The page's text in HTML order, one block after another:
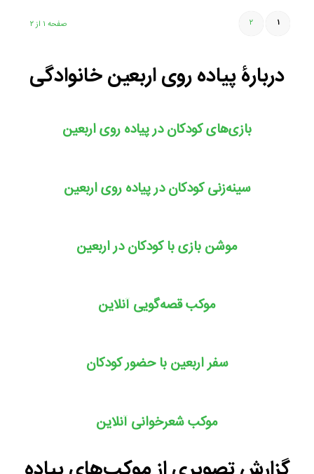
صفحه ۱ از ۲ ۱ ۲
دربارۀ پیاده روی اربعین خانوادگی
بازی‌های کودکان در پیاده روی اربعین
سینه‌زنی کودکان در پیاده روی اربعین
موشن بازی با کودکان در اربعین
موکب قصه‌گویی آنلاین
سفر اربعین با حضور کودکان
موکب شعر‌خوانی آنلاین